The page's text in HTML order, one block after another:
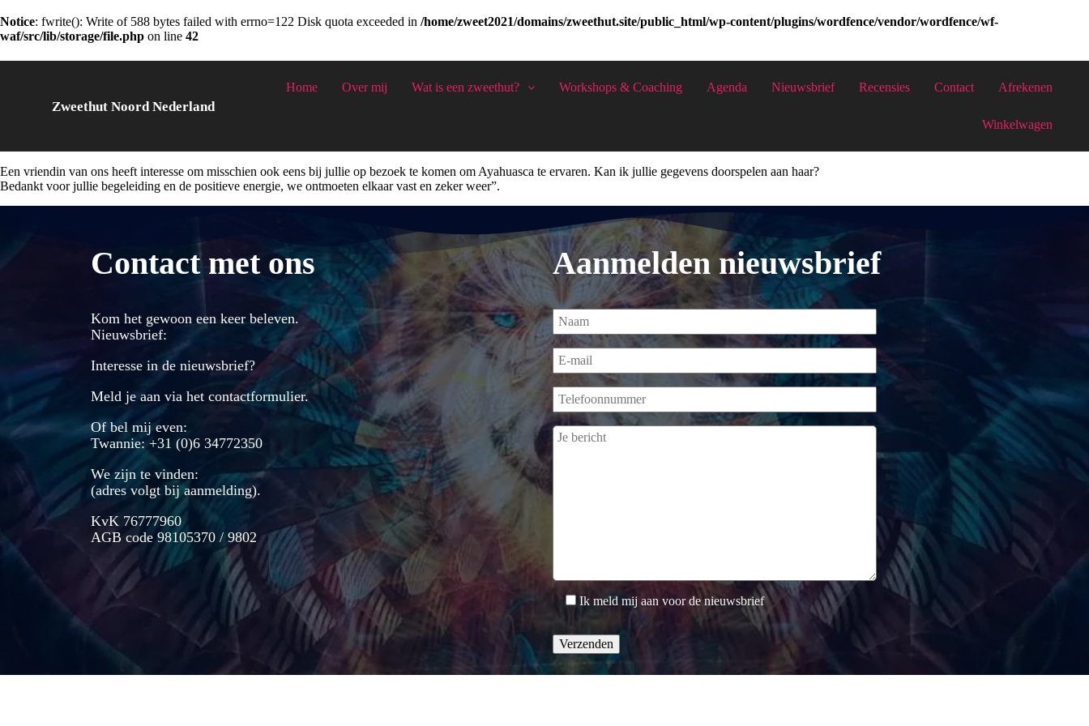
Notice: fwrite(): Write of 588 bytes failed with errno=122 Disk quota exceeded in /home/zweet2021/domains/zweethut.site/public_html/wp-content/plugins/wordfence/vendor/wordfence/wf-
waf/src/lib/storage/file.php on line 42
Zweethut Noord Nederland
Home Over mij Wat is een zweethut? Workshops & Coaching Agenda Nieuwsbrief Recensies Contact Afrekenen
Winkelwagen
Met een aantal inzichten ben ik nu aan de slag
“Hier gaat het goed hoor. De ceremonie was voor mij bijzonder in verschillende opzichten en ik kijk er zeker met een positief gevoel op terug. Met een aantal inzichten ben ik nu aan de slag en het heeft mij op een
Een vriendin van ons heeft interesse om misschien ook eens bij jullie op bezoek te komen om Ayahuasca te ervaren. Kan ik jullie gegevens doorspelen aan haar?
Bedankt voor jullie begeleiding en de positieve energie, we ontmoeten elkaar vast en zeker weer”.
Contact met ons
Kom het gewoon een keer beleven.
Nieuwsbrief:
Interesse in de nieuwsbrief?
Meld je aan via het contactformulier.
Of bel mij even:
Twannie: +31 (0)6 34772350
We zijn te vinden:
(adres volgt bij aanmelding).
KvK 76777960
AGB code 98105370 / 9802
Aanmelden nieuwsbrief
Ik meld mij aan voor de nieuwsbrief